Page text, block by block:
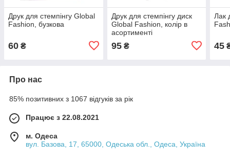
Друк для стемпінгу Global
Fashion, бузкова
60 ₴
Друк для стемпінгу диск
Global Fashion, колір в
асортименті
95₴
Лак
45
Про нас
85% позитивних з 1067 відгуків за рік
Працює з 22.08.2021
м. Одеса
вул. Базова, 17, 65000, Одеська обл., Одеса, Україна